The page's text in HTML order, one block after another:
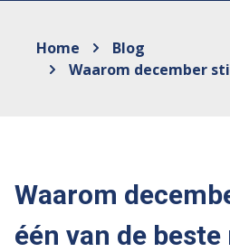
Home
Blog
Waarom december
Waarom
één van de